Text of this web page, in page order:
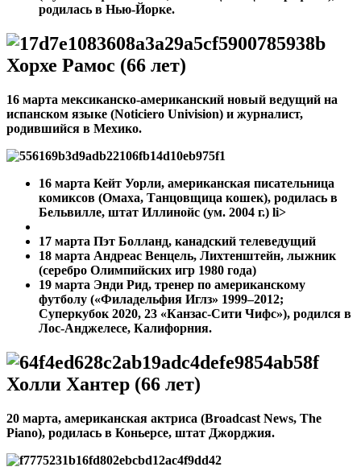
родилась в Нью-Йорке.
Хорхе Рамос (66 лет)
16 марта мексиканско-американский новый ведущий на
испанском языке (Noticiero Univision) и журналист,
родившийся в Мехико.
16 марта Кейт Уорли, американская писательница
комиксов (Омаха, Танцовщица кошек), родилась в
Бельвилле, штат Иллинойс (ум. 2004 г.) li>
17 марта Пэт Болланд, канадский телеведущий
18 марта Андреас Венцель, Лихтенштейн, лыжник
(серебро Олимпийских игр 1980 года)
19 марта Энди Рид, тренер по американскому
футболу («Филадельфия Иглз» 1999–2012;
Суперкубок 2020, 23 «Канзас-Сити Чифс»), родился в
Лос-Анджелесе, Калифорния.
Холли Хантер (66 лет)
20 марта, американская актриса (Broadcast News, The
Piano), родилась в Коньерсе, штат Джорджия.